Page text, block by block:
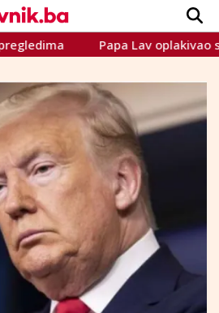
VIJESTI
SPORT
INTERVIEW
TEME
KRONIKA
LIFESTYLE
© Dnevnik.ba 2023.
Papa Lav oplakivao smrt